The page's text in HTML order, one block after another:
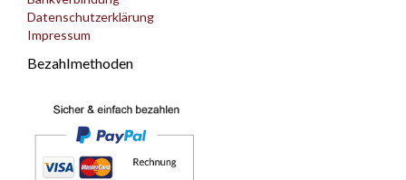
Datenschutzerklärung
Impressum
Bezahlmethoden